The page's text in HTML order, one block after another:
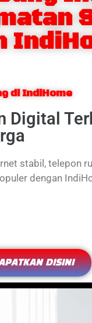
di IndiHome
Digital
stabil, telepon
dengan
DISINI